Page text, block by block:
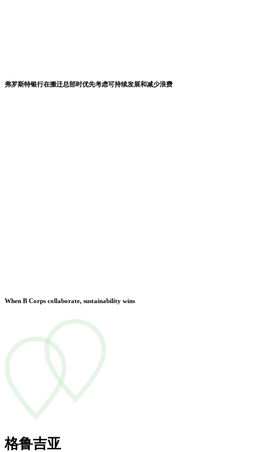
弗罗斯特银行在搬迁总部时优先考虑可持续发展和减少浪费
When B Corps collaborate, sustainability wins
格鲁吉亚